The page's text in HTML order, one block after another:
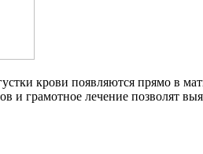
крови появляются прямо
грамотное лечение позволят